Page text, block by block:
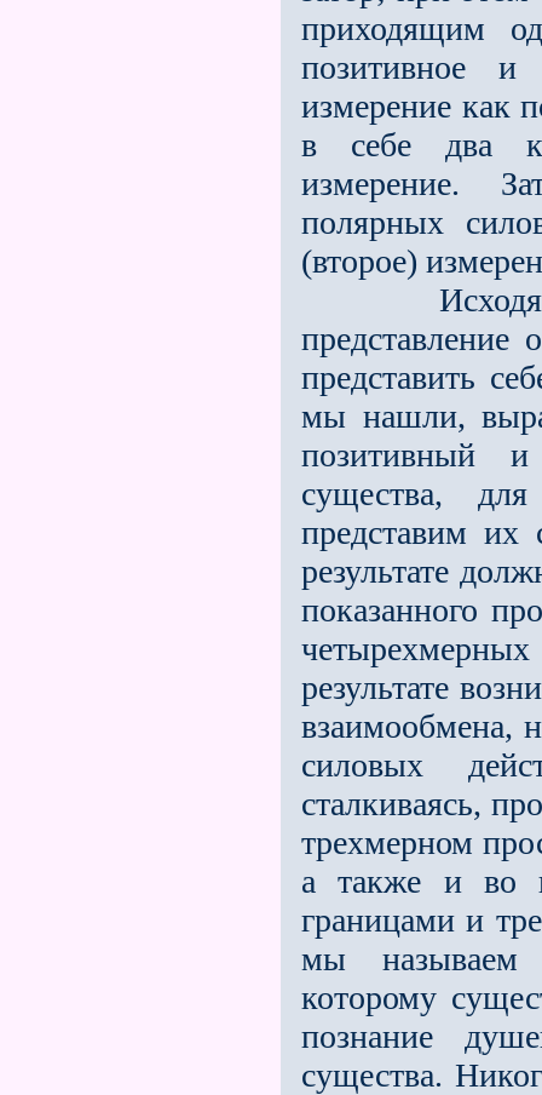
приходящим
позитивное
измерение как
в себе два
измерение.
полярных
(второе)
Исходя из
представить
мы нашли,
позитивный
существа,
представим их
результате
показанного
результате
взаимообмена,
силовых
сталкиваясь,
трехмерном
а также и во
границами и
мы называем
которому
познание
существа.